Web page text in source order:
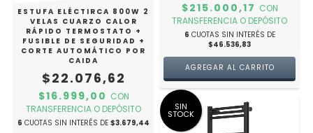
ESTUFA ELÉCTIRCA 800W 2
VELAS CUARZO CALOR
RÁPIDO TERMOSTATO +
FUSIBLE DE SEGURIDAD +
CORTE AUTOMÁTICO POR
CAIDA
$22.076,62
$16.999,00 CON
TRANSFERENCIA O DEPÓSITO
6 CUOTAS SIN INTERÉS DE $3.679,44
$215.000,17 CON
TRANSFERENCIA O DEPÓSITO
6 CUOTAS SIN INTERÉS DE
$46.536,83
SIN
STOCK